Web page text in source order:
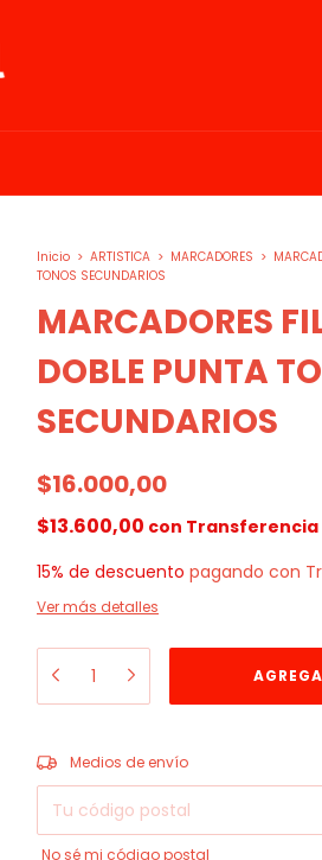
Inicio > ARTISTICA > MARCADORES >
TONOS SECUNDARIOS
MARCADORES
DOBLE PUNTA
SECUNDARIOS
$16.000,00
$13.600,00 con Transferencia
15% de descuento pagando con
Ver más detalles
Entregas para el CP:
Medios de envío
No sé mi código postal